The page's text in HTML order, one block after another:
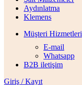
Aydınlatma
Klemens
Müşteri Hizmetleri
E-mail
Whatsapp
B2B iletişim
Giriş / Kayıt